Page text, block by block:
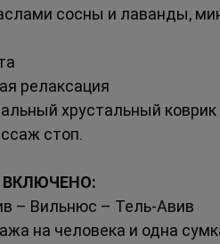
сосны и лаванды,
релаксация
хрустальный коврик
стоп.
– Вильнюс – Тель-Авив
на человека и одна